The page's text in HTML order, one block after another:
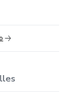
recetas